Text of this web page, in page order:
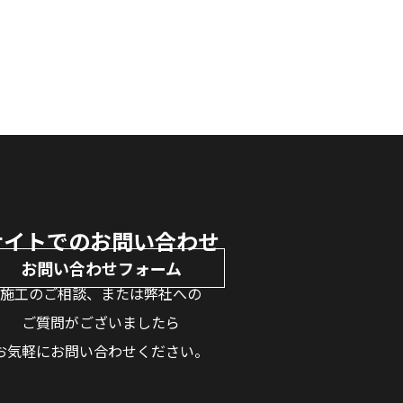
トでのお問い合わせ
お問い合わせフォーム
施工のご相談、または弊社への
ご質問がございましたら
気軽にお問い合わせください。